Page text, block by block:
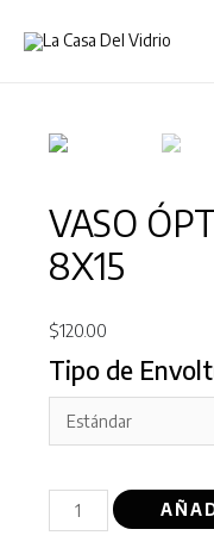
VASO
8X15
$120.00
Tipo de